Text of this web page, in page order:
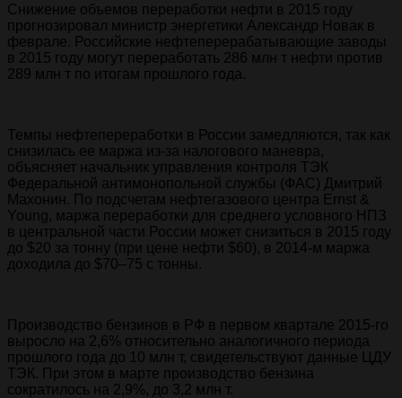
Снижение объемов переработки нефти в 2015 году
прогнозировал министр энергетики Александр Новак в
феврале. Российские нефтеперерабатывающие заводы
в 2015 году могут переработать 286 млн т нефти против
289 млн т по итогам прошлого года.
Темпы нефтепереработки в России замедляются, так как
снизилась ее маржа из-за налогового маневра,
объясняет начальник управления контроля ТЭК
Федеральной антимонопольной службы (ФАС) Дмитрий
Махонин. По подсчетам нефтегазового центра Ernst &
Young, маржа переработки для среднего условного НПЗ
в центральной части России может снизиться в 2015 году
до $20 за тонну (при цене нефти $60), в 2014-м маржа
доходила до $70–75 с тонны.
Производство бензинов в РФ в первом квартале 2015-го
выросло на 2,6% относительно аналогичного периода
прошлого года до 10 млн т, свидетельствуют данные ЦДУ
ТЭК. При этом в марте производство бензина
сократилось на 2,9%, до 3,2 млн т.